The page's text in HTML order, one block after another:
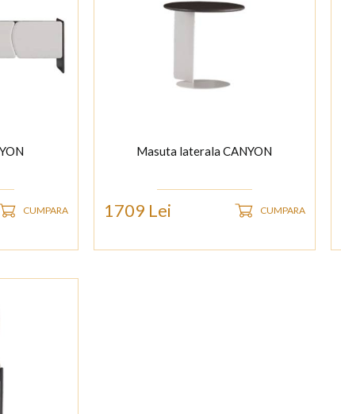
CUMPARA
Masuta laterala CANYON
1709 Lei CUMPARA